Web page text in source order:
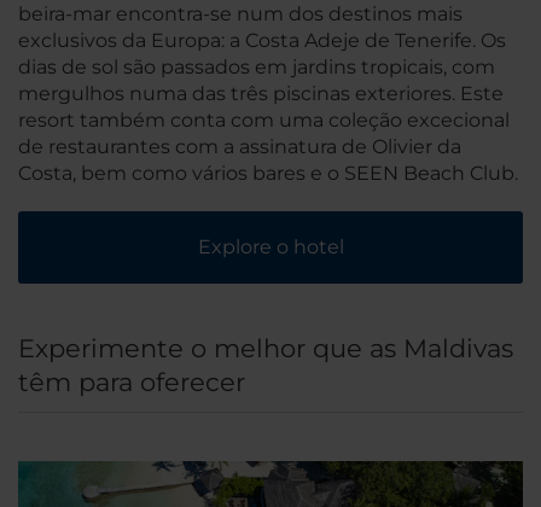
beira-mar encontra-se num dos destinos mais
exclusivos da Europa: a Costa Adeje de Tenerife. Os
dias de sol são passados em jardins tropicais, com
mergulhos numa das três piscinas exteriores. Este
resort também conta com uma coleção excecional
de restaurantes com a assinatura de Olivier da
Costa, bem como vários bares e o SEEN Beach Club.
Explore o hotel
Experimente o melhor que as Maldivas
têm para oferecer